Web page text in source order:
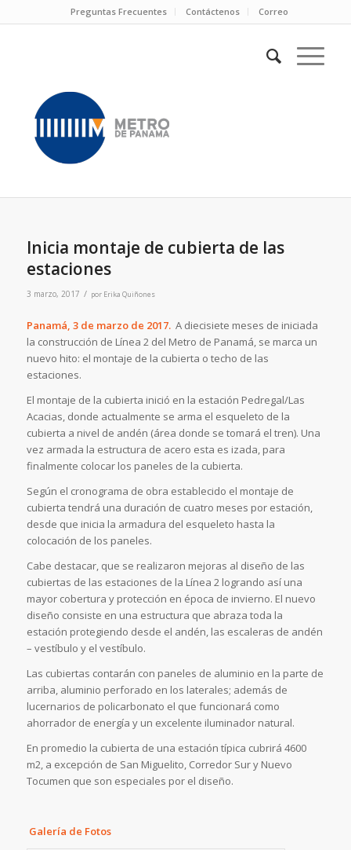
Preguntas Frecuentes Contáctenos Correo
Inicia montaje de cubierta de las
estaciones
3 marzo, 2017 / por Erika Quiñones
Panamá, 3 de marzo de 2017. A diecisiete meses de iniciada
la construcción de Línea 2 del Metro de Panamá, se marca un
nuevo hito: el montaje de la cubierta o techo de las
estaciones.
El montaje de la cubierta inició en la estación Pedregal/Las
Acacias, donde actualmente se arma el esqueleto de la
cubierta a nivel de andén (área donde se tomará el tren). Una
vez armada la estructura de acero esta es izada, para
finalmente colocar los paneles de la cubierta.
Según el cronograma de obra establecido el montaje de
cubierta tendrá una duración de cuatro meses por estación,
desde que inicia la armadura del esqueleto hasta la
colocación de los paneles.
Cabe destacar, que se realizaron mejoras al diseño de las
cubiertas de las estaciones de la Línea 2 logrando así una
mayor cobertura y protección en época de invierno. El nuevo
diseño consiste en una estructura que abraza toda la
estación protegiendo desde el andén, las escaleras de andén
– vestíbulo y el vestíbulo.
Las cubiertas contarán con paneles de aluminio en la parte de
arriba, aluminio perforado en los laterales; además de
lucernarios de policarbonato el que funcionará como
ahorrador de energía y un excelente iluminador natural.
En promedio la cubierta de una estación típica cubrirá 4600
m2, a excepción de San Miguelito, Corredor Sur y Nuevo
Tocumen que son especiales por el diseño.
Galería de Fotos